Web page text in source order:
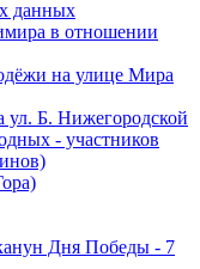
данных
в отношении
на улице Мира
Б. Нижегородской
- участников
Дня Победы - 7